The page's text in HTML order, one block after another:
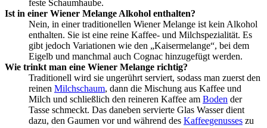
feste Schaumhaube.
Ist in einer Wiener Melange Alkohol enthalten?
Nein, in einer traditionellen Wiener Melange ist kein Alkohol
enthalten. Sie ist eine reine Kaffee- und Milchspezialität. Es
gibt jedoch Variationen wie den „Kaisermelange“, bei dem
Eigelb und manchmal auch Cognac hinzugefügt werden.
Wie trinkt man eine Wiener Melange richtig?
Traditionell wird sie ungerührt serviert, sodass man zuerst den
reinen Milchschaum, dann die Mischung aus Kaffee und
Milch und schließlich den reineren Kaffee am Boden der
Tasse schmeckt. Das daneben servierte Glas Wasser dient
dazu, den Gaumen vor und während des Kaffeegenusses zu